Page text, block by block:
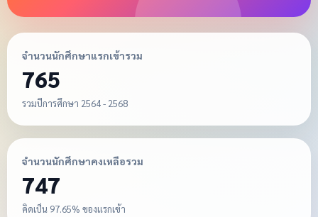
จำนวนนักศึกษาแรกเข้ารวม
765
รวมปีการศึกษา 2564 - 2568
จำนวนนักศึกษาคงเหลือรวม
747
คิดเป็น 97.65% ของแรกเข้า